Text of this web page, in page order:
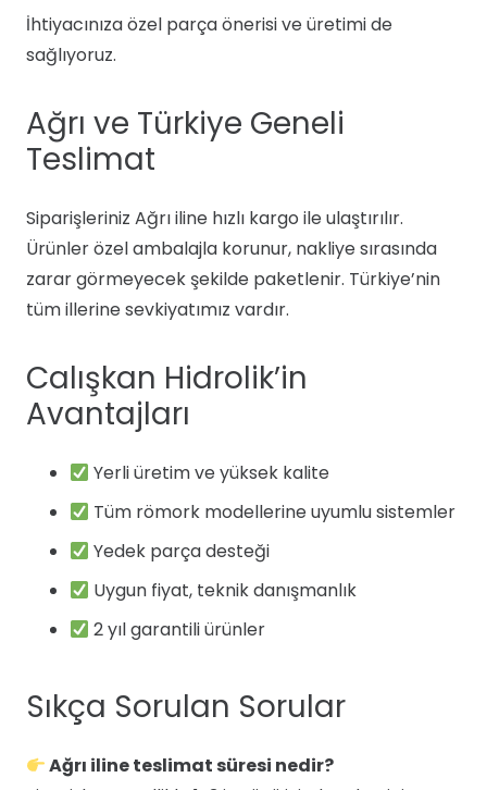
İhtiyacınıza özel parça önerisi ve üretimi de
sağlıyoruz.
Ağrı ve Türkiye Geneli
Teslimat
Siparişleriniz Ağrı iline hızlı kargo ile ulaştırılır.
Ürünler özel ambalajla korunur, nakliye sırasında
zarar görmeyecek şekilde paketlenir. Türkiye’nin
tüm illerine sevkiyatımız vardır.
Calışkan Hidrolik’in
Avantajları
Yerli üretim ve yüksek kalite
Tüm römork modellerine uyumlu sistemler
Yedek parça desteği
Uygun fiyat, teknik danışmanlık
2 yıl garantili ürünler
Sıkça Sorulan Sorular
Ağrı iline teslimat süresi nedir?